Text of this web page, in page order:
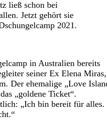
ließ schon bei
Jetzt gehört sie
2021.
in Australien bereits
seiner Ex Elena
Der ehemalige „Love
„goldene Ticket“.
„Ich bin bereit für alles.